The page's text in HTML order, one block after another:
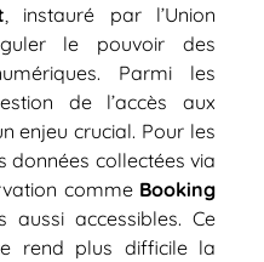
, instauré par l’Union
le pouvoir des
Parmi les
de l’accès aux
enjeu crucial. Pour les
données collectées via
comme Booking
aussi accessibles. Ce
rend plus difficile la